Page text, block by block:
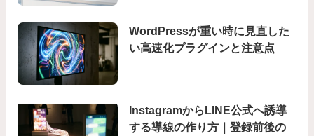
WordPressが重い時に見直した
い高速化プラグインと注意点
InstagramからLINE公式へ誘導
する導線の作り方｜登録前後の